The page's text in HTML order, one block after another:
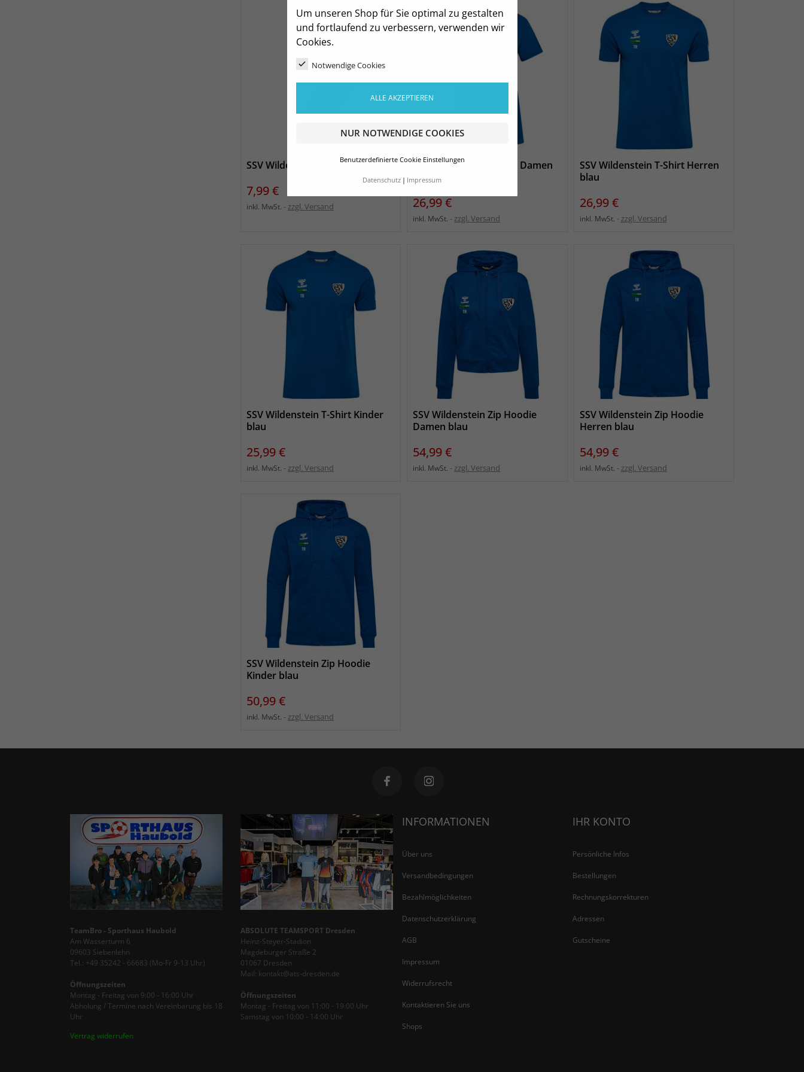
Um unseren Shop für Sie optimal zu gestalten
und fortlaufend zu verbessern, verwenden wir
Cookies.
Notwendige Cookies
ALLE AKZEPTIEREN
NUR NOTWENDIGE COOKIES
Benutzerdefinierte Cookie Einstellungen
Datenschutz Impressum
SSV Wildenstein Socken Unisex
Preis
7,99 €
inkl. MwSt. zzgl. Versand
SSV Wildenstein T-Shirt Damen
blau
Preis
26,99 €
inkl. MwSt. zzgl. Versand
SSV Wildenstein T-Shirt Herren
blau
Preis
26,99 €
inkl. MwSt. zzgl. Versand
SSV Wildenstein T-Shirt Kinder
blau
Preis
25,99 €
inkl. MwSt. zzgl. Versand
SSV Wildenstein Zip Hoodie
Damen blau
Preis
54,99 €
inkl. MwSt. zzgl. Versand
SSV Wildenstein Zip Hoodie
Herren blau
Preis
54,99 €
inkl. MwSt. zzgl. Versand
SSV Wildenstein Zip Hoodie
Kinder blau
Preis
50,99 €
inkl. MwSt. zzgl. Versand
TeamBro - Sporthaus Haubold
Am Wasserturm 6
09603 Siebenlehn
Tel.: +49 35242 - 66683 (Mo-Fr 9-13 Uhr)
Öffnungszeiten
Montag - Freitag von 9:00 - 16:00 Uhr
Abholung / Termine nach Vereinbarung bis 18
Uhr
Vertrag widerrufen
ABSOLUTE TEAMSPORT Dresden
Heinz-Steyer-Stadion
Magdeburger Straße 2
01067 Dresden
Mail: kontakt@ats-dresden.de
Öffnungszeiten
Montag - Freitag von 11:00 - 19:00 Uhr
Samstag von 10:00 - 14:00 Uhr
INFORMATIONEN
Über uns
Versandbedingungen
Bezahlmöglichkeiten
Datenschutzerklärung
AGB
Impressum
Widerrufsrecht
Kontaktieren Sie uns
Shops
IHR KONTO
Persönliche Infos
Bestellungen
Rechnungskorrekturen
Adressen
Gutscheine